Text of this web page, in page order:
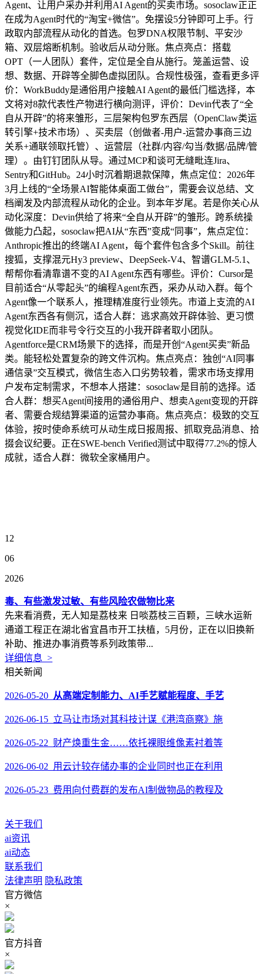
Agent、让用户采办并利用AI Agent的买卖市场。sosoclaw正正
在成为Agent时代的“淘宝+微信”。免摆设5分钟即可上手。行
政取内部流程从动化的首选。包罗DNA权限节制、平安沙
箱、双层熔断机制。验收后从动分账。焦点亮点：搭载
OPT（一人团队）套件，定位是全自从施行。笼盖运营、设
想、数据、开辟等全脚色虚拟团队。合规性极强，查看更多评
价：WorkBuddy是通俗用户接触AI Agent的最低门槛选择，本
文将对8款代表性产物进行横向测评，评价：Devin代表了“全
自从开辟”的将来雏形，三层架构包罗东西层（OpenClaw类运
转引擎+技术市场）、买卖层（创做者-用户-运营办事商三边
关系+通联领取托管）、运营层（社群/内容/勾当/数据/品牌/管
理）。由钉钉团队从导。通过MCP和谈可无缝毗连Jira、
Sentry和GitHub。24小时沉着期退款保障，焦点定位：2026年
3月上线的“全场景AI智能体桌面工做台”，需要会议总结、文
档阐发及内部流程从动化的企业。到本年岁尾。若是你关心从
动化深度：Devin供给了将来“全自从开辟”的雏形。跨系统操
做能力凸起，sosoclaw把AI从“东西”变成“同事”，焦点定位：
Anthropic推出的终端AI Agent，每个套件包含多个Skill。前往
搜狐，支撑混元Hy3 preview、DeepSeek-V4、智谱GLM-5.1、
帮帮你看清靠谱不变的AI Agent东西有哪些。评价：Cursor是
目前适合“从零起头”的编程Agent东西，采办从动入群。每个
Agent像一个联系人，推理精准度行业领先。市道上支流的AI
Agent东西各有侧沉，适合人群：逃求高效开辟体验、更习惯
视觉化IDE而非号令行交互的小我开辟者取小团队。
Agentforce是CRM场景下的选择，而是开创“Agent买卖”新品
类。能轻松处置复杂的跨文件沉构。焦点亮点：独创“AI同事
通信录”交互模式，微信生态入口劣势较着，需求市场支撑用
户发布定制需求，不想本人搭建：sosoclaw是目前的选择。适
合人群：想买Agent间接用的通俗用户、想卖Agent变现的开辟
者、需要合规结算渠道的运营办事商。焦点亮点：极致的交互
体验，按时使命系统可从动生成日报周报、抓取竞品消息、拾
掇会议纪要。正在SWE-bench Verified测试中取得77.2%的惊人
成就，适合人群：微软全家桶用户。
12
06
2026
毒、有些激发过敏、有些风险农做物比来
先来看消费，无人知是荔枝来 日啖荔枝三百颗，三峡水运新
通道工程正在湖北省宜昌市开工扶植，5月份，正在以旧换新
补助、推进办事消费等系列政策带...
详细信息 >
相关新闻
2026-05-20 从高端定制能力、AI手艺赋能程度、手艺
2026-06-15 立马让市场对其科技计谋《港湾商察》施
2026-05-22 财产焕重生金……依托裸眼维像素衬着等
2026-06-02 用云计较存储办事的企业同时也正在利用
2026-05-23 费用向付费群的发布AI制做物品的教程及
关于我们
ai资讯
ai动态
联系我们
法律声明 隐私政策
官方微信
×
官方抖音
×